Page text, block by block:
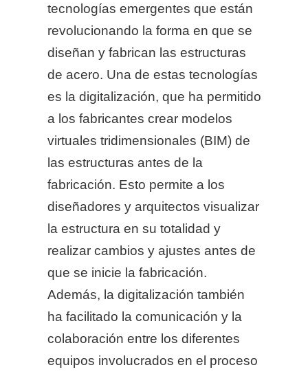
tecnologías emergentes que están
revolucionando la forma en que se
diseñan y fabrican las estructuras
de acero. Una de estas tecnologías
es la digitalización, que ha permitido
a los fabricantes crear modelos
virtuales tridimensionales (BIM) de
las estructuras antes de la
fabricación. Esto permite a los
diseñadores y arquitectos visualizar
la estructura en su totalidad y
realizar cambios y ajustes antes de
que se inicie la fabricación.
Además, la digitalización también
ha facilitado la comunicación y la
colaboración entre los diferentes
equipos involucrados en el proceso